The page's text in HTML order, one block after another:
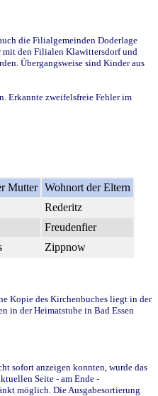
die Filialgemeinden Doderlage
mit den Filialen Klawittersdorf und
Übergangsweise sind Kinder aus
Erkannte zweifelsfreie Fehler im
Mutter Wohnort der Eltern
Rederitz
Freudenfier
Zippnow
Kopie des Kirchenbuches liegt in der
in der Heimatstube in Bad Essen
sofort anzeigen konnten, wurde das
Seite - am Ende -
möglich. Die Ausgabesortierung